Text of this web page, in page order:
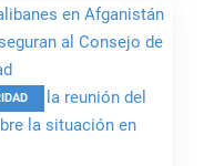
misión
de
la
ONU
en
en la reunión del
la situación en